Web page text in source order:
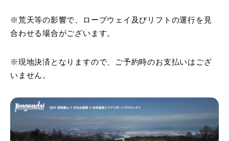
※荒天等の影響で、ロープウェイ及びリフトの運行を見
合わせる場合がございます。
※現地決済となりますので、ご予約時のお支払いはござ
いません。